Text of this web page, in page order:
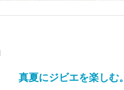
真夏にジビエを楽しむ。